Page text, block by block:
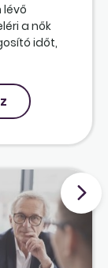
lévő
a nők
időt,